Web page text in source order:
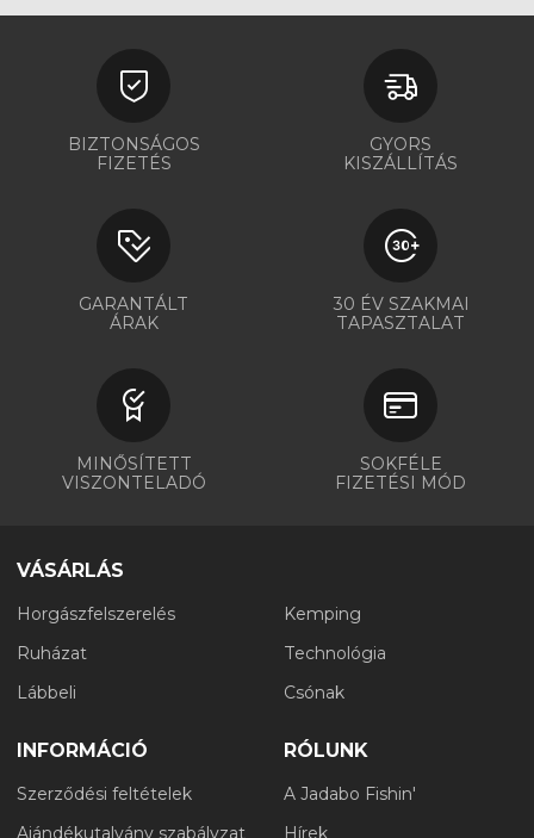
BIZTONSÁGOS
FIZETÉS
GYORS
KISZÁLLÍTÁS
GARANTÁLT
ÁRAK
30 ÉV SZAKMAI
TAPASZTALAT
MINŐSÍTETT
VISZONTELADÓ
SOKFÉLE
FIZETÉSI MÓD
VÁSÁRLÁS
Horgászfelszerelés
Ruházat
Lábbeli
Kemping
Technológia
Csónak
INFORMÁCIÓ
Szerződési feltételek
Ajándékutalvány szabályzat
RÓLUNK
A Jadabo Fishin'
Hírek